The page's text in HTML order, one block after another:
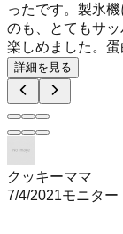
ったです。製氷
のも、とてもサ
楽しめました。
詳細を見る
クッキーママ
7/4/2021モニター